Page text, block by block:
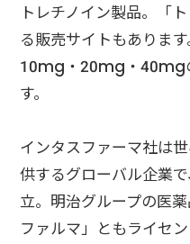
トレチノイン製品。「
る販売サイトもありま
10mg・20mg・40mg
す。
インタスファーマ社は
供するグローバル企業
立。明治グループの医
ファルマ」ともライセ